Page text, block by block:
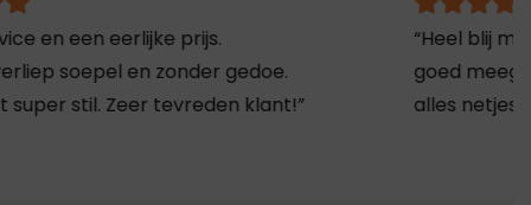
“Heel blij met het resultaat. Ze hebben
goed meegedacht over de plaatsing en
alles netjes achtergelaten. Werkt top!”